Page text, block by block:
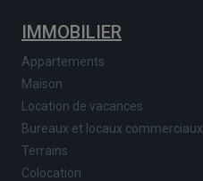
IMMOBILIER
Appartements
Maison
Location de vacances
Bureaux et locaux commerciaux
Terrains
Colocation